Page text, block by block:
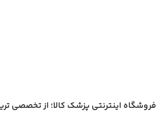
فروشگاه اینترنتی پزشک کالا؛ از تخصصی